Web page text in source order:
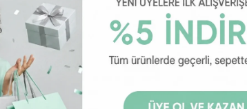
Merrell
Ayakkabı -